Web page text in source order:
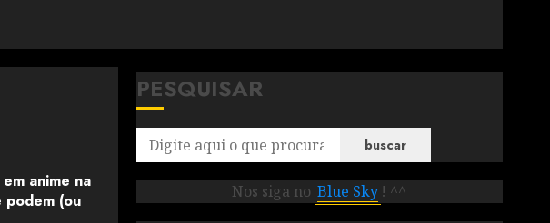
anime na
(ou
PESQUISAR
buscar
Nos siga no Blue Sky ! ^^